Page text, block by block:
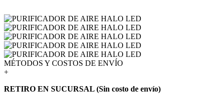
MÉTODOS Y COSTOS DE ENVÍO
+
RETIRO EN SUCURSAL (Sin costo de envío)